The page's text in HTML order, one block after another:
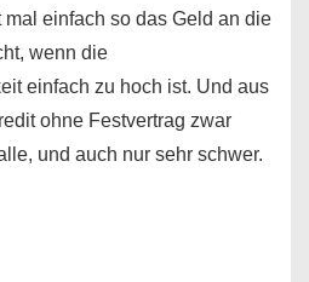
einfach so das Geld an die
wenn die
einfach zu hoch ist. Und aus
ohne Festvertrag zwar
und auch nur sehr schwer.